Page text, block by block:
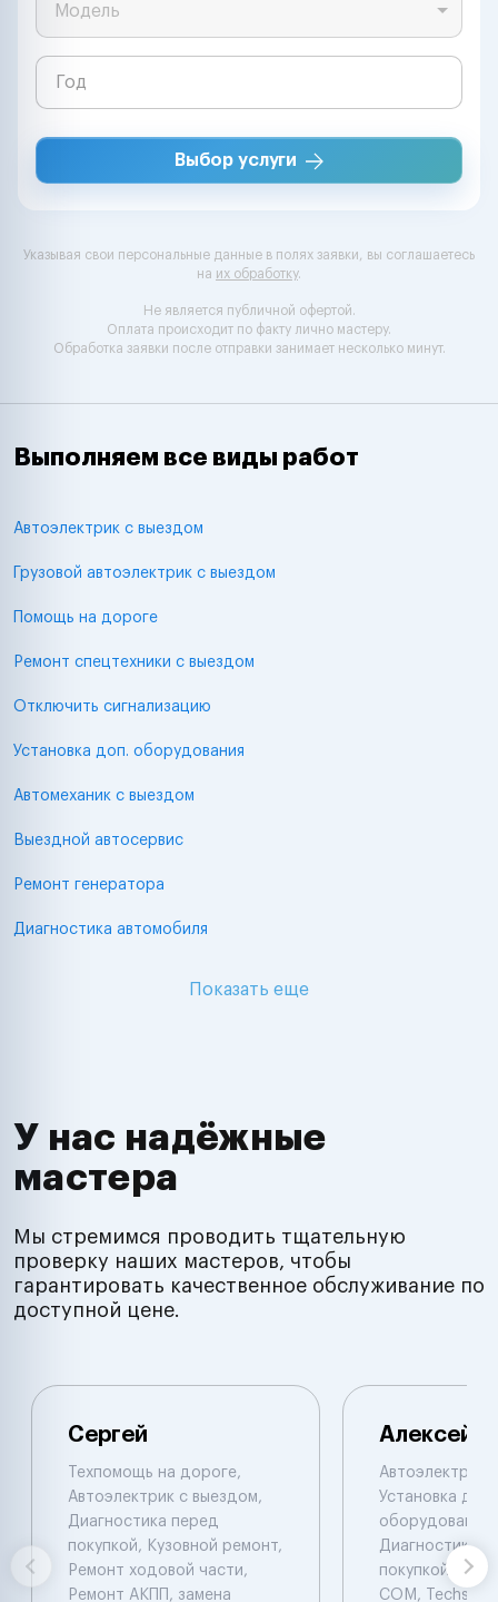
Модель
Выбор услуги
Указывая свои персональные данные в полях заявки, вы соглашаетесь
на их обработку.
Не является публичной офертой.
Оплата происходит по факту лично мастеру.
Обработка заявки после отправки занимает несколько минут.
Выполняем все виды работ
Автоэлектрик с выездом
Грузовой автоэлектрик с выездом
Помощь на дороге
Ремонт спецтехники с выездом
Отключить сигнализацию
Установка доп. оборудования
Автомеханик с выездом
Выездной автосервис
Ремонт генератора
Диагностика автомобиля
Показать еще
У нас надёжные
мастера
Мы стремимся проводить тщательную
проверку наших мастеров, чтобы
гарантировать качественное обслуживание по
доступной цене.
Сергей
Техпомощь на дороге,
Автоэлектрик с выездом,
Диагностика перед
покупкой, Кузовной ремонт,
Ремонт ходовой части,
Ремонт АКПП, замена
Алексей
Автоэлектрик
Установка доп.
оборудования,
Диагностика
покупкой.
COM,